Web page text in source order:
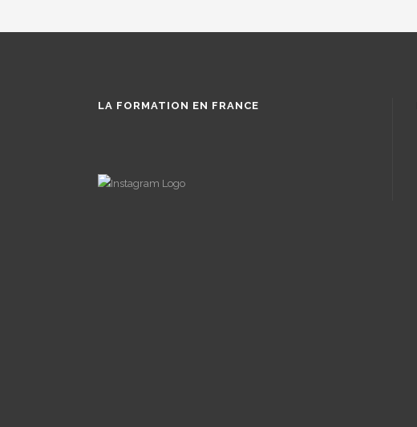
LA FORMATION EN FRANCE